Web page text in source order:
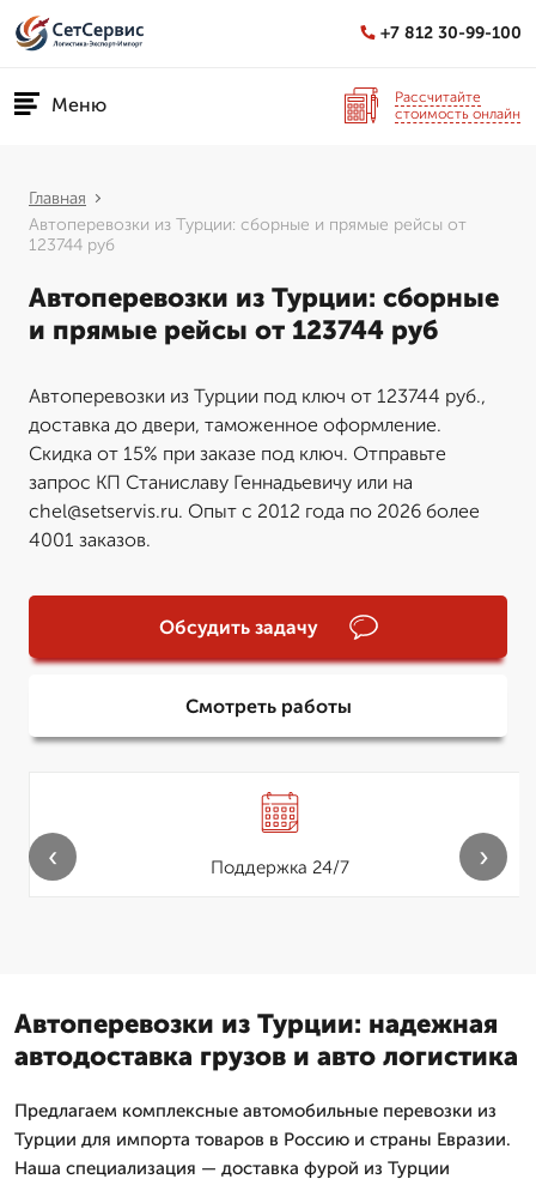
+7 812 30-99-100
Меню
Рассчитайте
стоимость онлайн
Главная
Автоперевозки из Турции: сборные и прямые рейсы от
123744 руб
Автоперевозки из Турции: сборные
и прямые рейсы от 123744 руб
Автоперевозки из Турции под ключ от 123744 руб.,
доставка до двери, таможенное оформление.
Скидка от 15% при заказе под ключ. Отправьте
запрос КП Станиславу Геннадьевичу или на
chel@setservis.ru. Опыт с 2012 года по 2026 более
4001 заказов.
Обсудить задачу
Смотреть работы
Поддержка 24/7
‹ ›
Автоперевозки из Турции: надежная
автодоставка грузов и авто логистика
Предлагаем комплексные автомобильные перевозки из
Турции для импорта товаров в Россию и страны Евразии.
Наша специализация — доставка фурой из Турции